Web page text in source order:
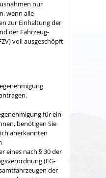
nur
wenn alle
zur Einhaltung der
der Fahrzeug-
voll ausgeschöpft
für ein
benötigen Sie
anerkannten
eines nach § 30 der
(EG-
der